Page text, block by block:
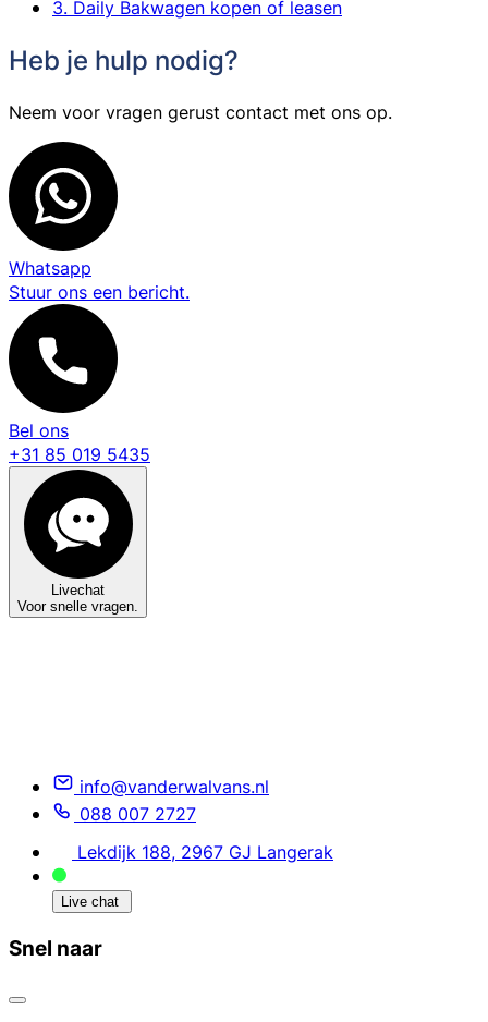
3. Daily Bakwagen kopen of leasen
Heb je hulp nodig?
Neem voor vragen gerust contact met ons op.
Whatsapp
Stuur ons een bericht.
Bel ons
+31 85 019 5435
Livechat
Voor snelle vragen.
info@vanderwalvans.nl
088 007 2727
Lekdijk 188, 2967 GJ Langerak
Live chat
Snel naar